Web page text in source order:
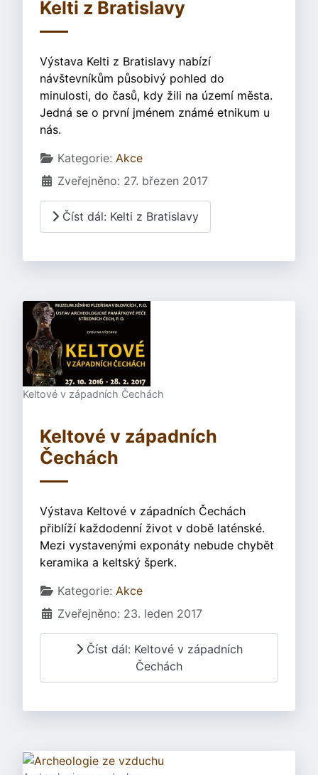
Kelti z Bratislavy
Výstava Kelti z Bratislavy nabízí
návštevníkům působivý pohled do
minulosti, do časů, kdy žili na území města.
Jedná se o první jménem známé etnikum u
nás.
Základní údaje
Kategorie: Akce
Zveřejněno: 27. březen 2017
Číst dál: Kelti z Bratislavy
Keltové v západních Čechách
Keltové v západních
Čechách
Výstava Keltové v západních Čechách
přiblíží každodenní život v době laténské.
Mezi vystavenými exponáty nebude chybět
keramika a keltský šperk.
Základní údaje
Kategorie: Akce
Zveřejněno: 23. leden 2017
Číst dál: Keltové v západních
Čechách